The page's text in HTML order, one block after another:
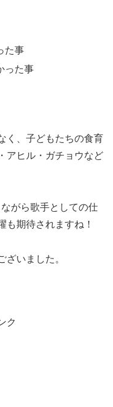
た事
った事
く、子どもたちの食育
アヒル・ガチョウなど
がら歌手としての仕
も期待されますね！
ざいました。
ク